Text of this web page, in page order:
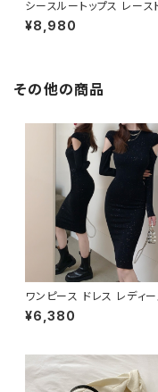
シースルートップス レース
ス ハイネック長袖タイトトッ
透け感 セクシー ブラック
SS0229
¥8,980
その他の商品
ワンピース ドレス レディ
夏 秋冬 春 夏 秋 冬 黒 タイ
ンピース タイトドレス 長袖
韓国 タイトワンピース ミモ
レス ひざ丈ワンピース ラメ
¥6,380